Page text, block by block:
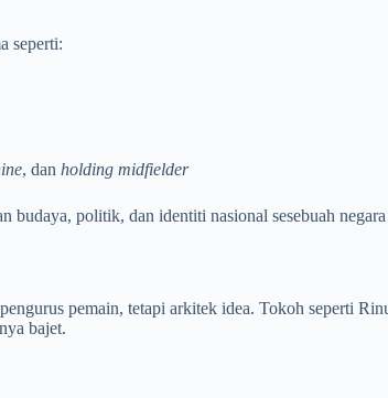
seperti:
, dan holding midfielder
budaya, politik, dan identiti nasional sesebuah
pemain, tetapi arkitek idea. Tokoh seperti
bajet.